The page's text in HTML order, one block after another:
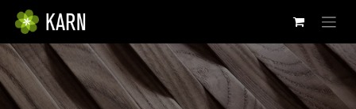
Zum Inhalt springen